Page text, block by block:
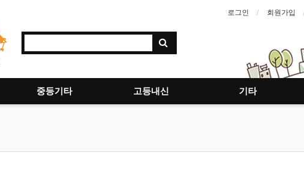
로그인 회원가입
중등기타 고등내신 기타